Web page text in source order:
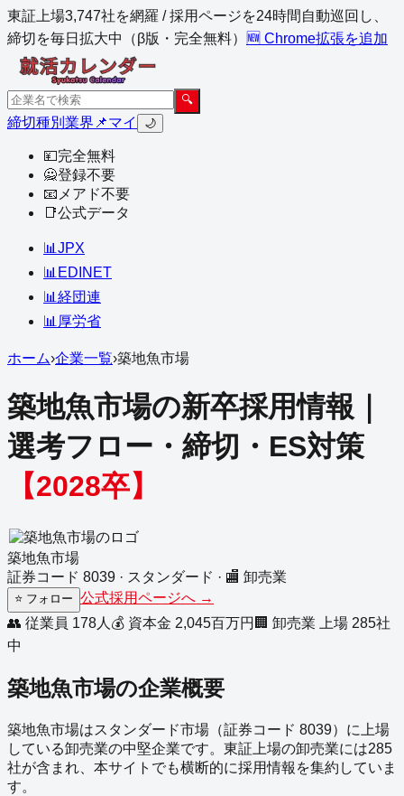
東証上場3,747社を網羅 / 採用ページを24時間自動巡回し、
締切を毎日拡大中（β版・完全無料）
🆕 Chrome拡張を追加
🔍
締切種別 業界 📌マイ 🌙
💴完全無料
🙅登録不要
📧 メアド不要
📑公式データ
📊 JPX
📊 EDINET
📊 経団連
📊 厚労省
ホーム›企業一覧›築地魚市場
築地魚市場の新卒採用情報｜
選考フロー・締切・ES対策
【2028卒】
築地魚市場
証券コード 8039 · スタンダード · 🏬 卸売業
⭐ フォロー 公式採用ページへ →
👥 従業員 178人 💰 資本金 2,045百万円 🏢 卸売業 上場 285社
中
築地魚市場の企業概要
築地魚市場はスタンダード市場（証券コード 8039）に上場
している卸売業の中堅企業です。 東証上場の卸売業には285
社が含まれ、本サイトでも横断的に採用情報を集約していま
す。